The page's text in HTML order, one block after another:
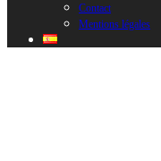
Contact
Mentions légales